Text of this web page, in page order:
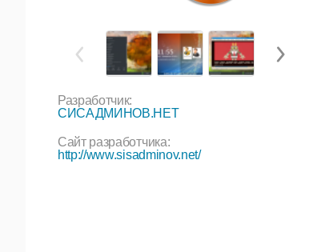
Разработчик:
СИСАДМИНОВ.НЕТ
Сайт разработчика:
http://www.sisadminov.net/